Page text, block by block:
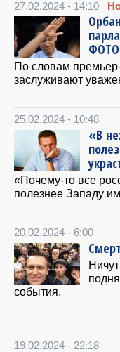
27.02.2024 - 14:10
По словам
заслуживают
25.02.2024 - 10:48
«В
«Почему-то все
полезнее Западу
20.02.2024 - 6:00
события.
19.02.2024 - 22:18